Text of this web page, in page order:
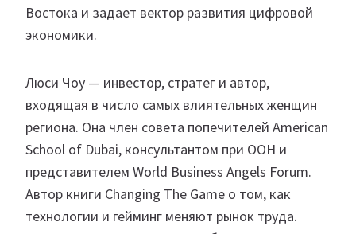
Востока и задает вектор развития цифровой
экономики.
Люси Чоу — инвестор, стратег и автор,
входящая в число самых влиятельных женщин
региона. Она член совета попечителей American
School of Dubai, консультантом при ООН и
представителем World Business Angels Forum.
Автор книги Changing The Game о том, как
технологии и гейминг меняют рынок труда.